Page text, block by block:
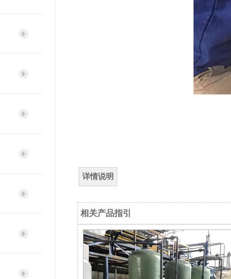
详情说明
相关产品指引